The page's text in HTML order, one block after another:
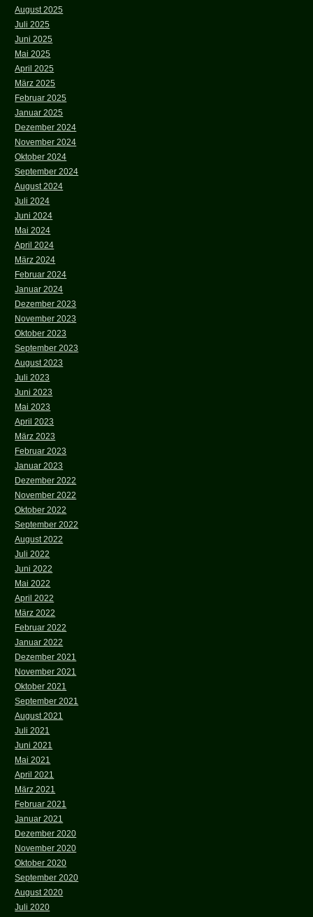
August 2025
Juli 2025
Juni 2025
Mai 2025
April 2025
März 2025
Februar 2025
Januar 2025
Dezember 2024
November 2024
Oktober 2024
September 2024
August 2024
Juli 2024
Juni 2024
Mai 2024
April 2024
März 2024
Februar 2024
Januar 2024
Dezember 2023
November 2023
Oktober 2023
September 2023
August 2023
Juli 2023
Juni 2023
Mai 2023
April 2023
März 2023
Februar 2023
Januar 2023
Dezember 2022
November 2022
Oktober 2022
September 2022
August 2022
Juli 2022
Juni 2022
Mai 2022
April 2022
März 2022
Februar 2022
Januar 2022
Dezember 2021
November 2021
Oktober 2021
September 2021
August 2021
Juli 2021
Juni 2021
Mai 2021
April 2021
März 2021
Februar 2021
Januar 2021
Dezember 2020
November 2020
Oktober 2020
September 2020
August 2020
Juli 2020